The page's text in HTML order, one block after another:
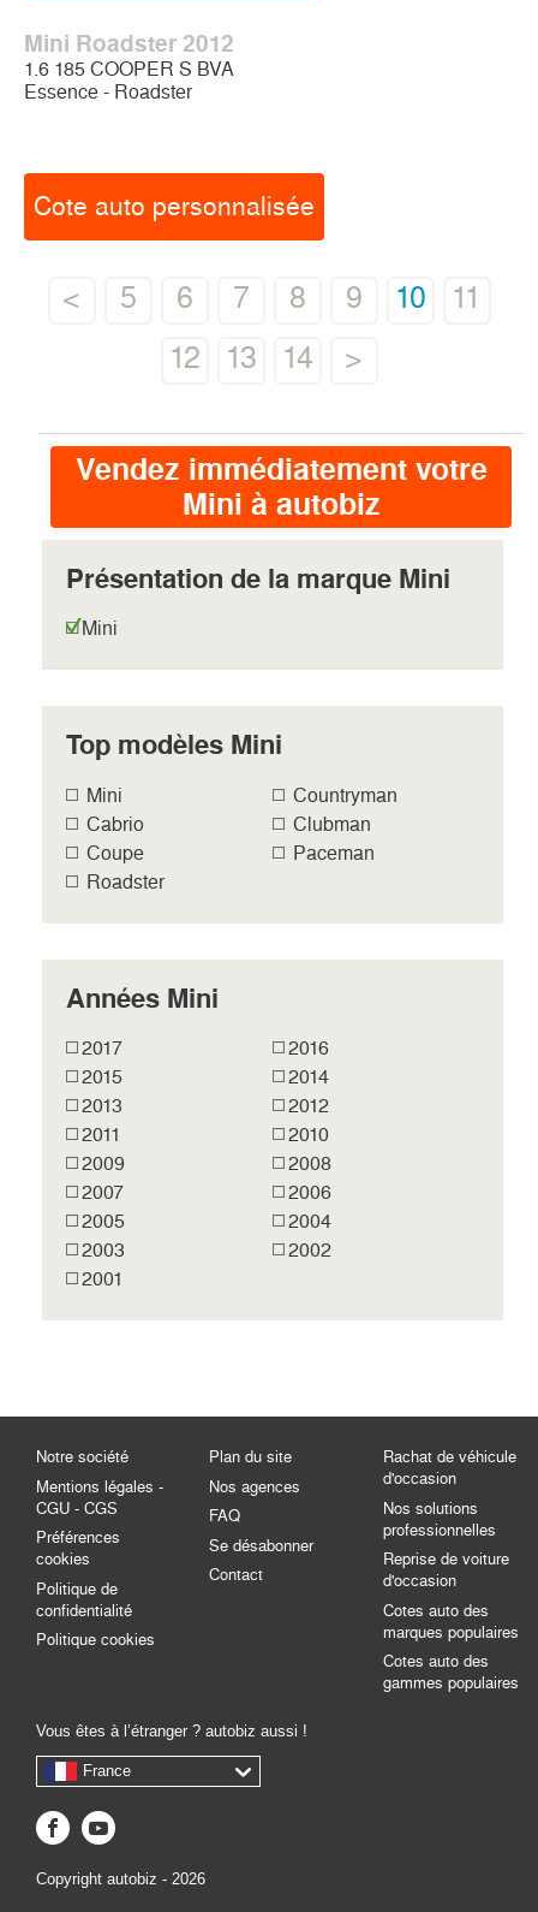
Mini Roadster 2012
1.6 185 COOPER S BVA
Essence - Roadster
Cote auto personnalisée
< 5 6 7 8 9 10
11
12
13 14 >
Vendez immédiatement votre
Mini à autobiz
Présentation de la marque Mini
Mini
Top modèles Mini
Mini
Countryman
Cabrio
Clubman
Coupe
Paceman
Roadster
Années Mini
2017
2016
2015
2014
2013
2012
2011
2010
2009
2008
2007
2006
2005
2004
2003
2002
2001
Notre société
Mentions légales -
CGU - CGS
Préférences
cookies
Politique de
confidentialité
Politique cookies
Plan du site
Nos agences
FAQ
Se désabonner
Contact
Rachat de véhicule
d'occasion
Nos solutions
professionnelles
Reprise de voiture
d'occasion
Cotes auto des
marques populaires
Cotes auto des
gammes populaires
Vous êtes à l’étranger ? autobiz aussi !
France
Copyright autobiz - 2026